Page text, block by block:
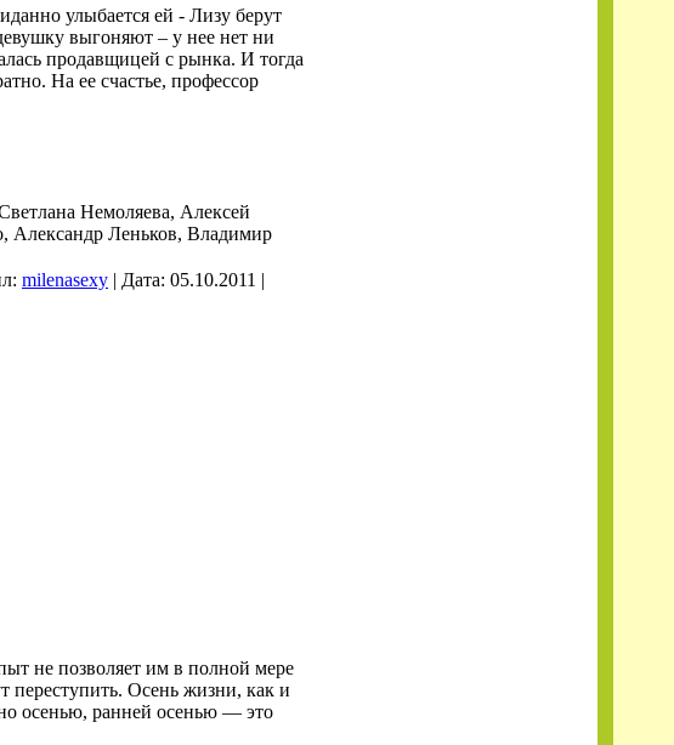
улыбается ей - Лизу берут
выгоняют – у нее нет ни
продавщицей с рынка. И тогда
На ее счастье, профессор
Немоляева, Алексей
Александр Леньков, Владимир
milenasexy | Дата: 05.10.2011 |
не позволяет им в полной мере
переступить. Осень жизни, как и
осенью, ранней осенью — это